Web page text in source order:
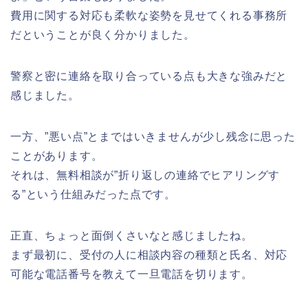
費用に関する対応も柔軟な姿勢を見せてくれる事務所
だということが良く分かりました。
警察と密に連絡を取り合っている点も大きな強みだと
感じました。
一方、”悪い点”とまではいきませんが少し残念に思った
ことがあります。
それは、無料相談が”折り返しの連絡でヒアリングす
る”という仕組みだった点です。
正直、ちょっと面倒くさいなと感じましたね。
まず最初に、受付の人に相談内容の種類と氏名、対応
可能な電話番号を教えて一旦電話を切ります。